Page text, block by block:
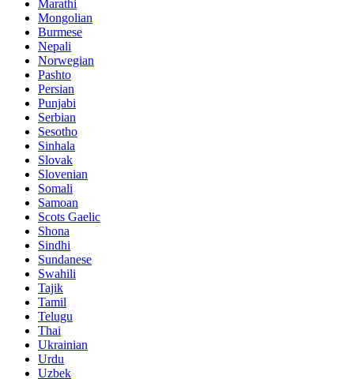
Marathi
Mongolian
Burmese
Nepali
Norwegian
Pashto
Persian
Punjabi
Serbian
Sesotho
Sinhala
Slovak
Slovenian
Somali
Samoan
Scots Gaelic
Shona
Sindhi
Sundanese
Swahili
Tajik
Tamil
Telugu
Thai
Ukrainian
Urdu
Uzbek